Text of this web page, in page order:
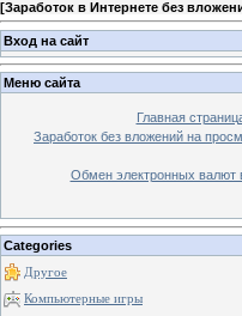
[Заработок в Интернете без
Вход на сайт
Меню сайта
Главная
Заработок без вложений на
Обмен электронных валют
Categories
Другое
Компьютерные игры